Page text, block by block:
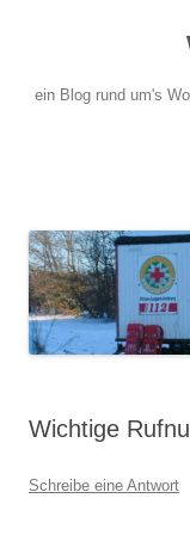
ein Blog rund um's
Wichtige
Schreibe eine Antwort